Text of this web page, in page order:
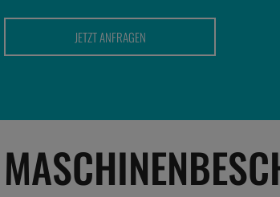
JETZT ANFRAGEN